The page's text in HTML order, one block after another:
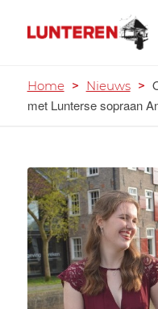
Home > Nieuws >
met Lunterse sopraan